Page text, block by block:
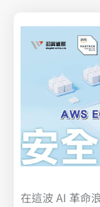
在這波 AI 革命